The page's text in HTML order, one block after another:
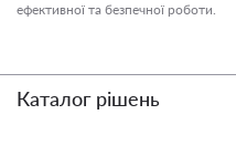
ефективної та безпечної роботи.
Каталог рішень